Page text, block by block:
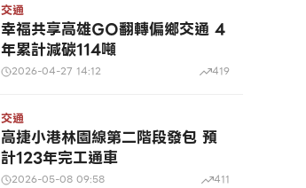
交通
幸福共享高雄GO翻轉偏鄉交通 4
年累計減碳114噸
2026-04-27 14:12 419
交通
高捷小港林園線第二階段發包 預
計123年完工通車
2026-05-08 09:58 411